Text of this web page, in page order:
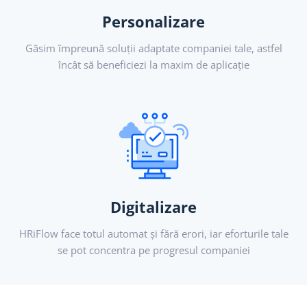
Personalizare
Găsim împreună soluții adaptate companiei tale, astfel
încât să beneficiezi la maxim de aplicație
Digitalizare
HRiFlow face totul automat și fără erori, iar eforturile tale
se pot concentra pe progresul companiei